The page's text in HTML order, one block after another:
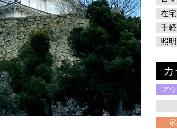
在
手軽
照明
ア